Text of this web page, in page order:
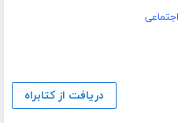
دریافت از کتابراه